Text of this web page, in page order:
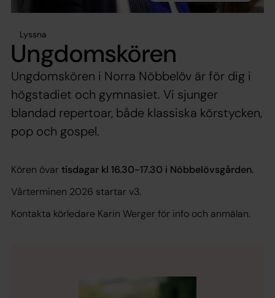
Lyssna
Ungdomskören
Ungdomskören i Norra Nöbbelöv är för dig i
högstadiet och gymnasiet. Vi sjunger
blandad repertoar, både klassiska körstycken,
pop och gospel.
Kören övar tisdagar kl 16.30-17.30 i Nöbbelövsgården.
Vårterminen 2026 startar v3.
Kontakta körledare Karin Werger för info och anmälan.